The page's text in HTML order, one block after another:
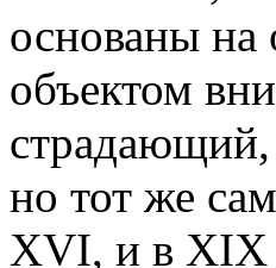
основаны на
объектом
но тот же
XVI, и в XIX